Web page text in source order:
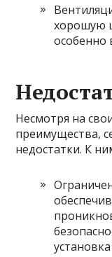
хорошую
особенно
Несмотря на
преимущества,
недостатки. К